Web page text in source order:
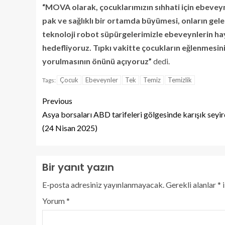
“MOVA olarak, çocuklarımızın sıhhati için
pak ve sağlıklı bir ortamda büyümesi, onların
teknoloji robot süpürgelerimizle ebeveynlerin
hedefliyoruz. Tıpkı vakitte çocukların
yorulmasının önünü açıyoruz” dedi.
Tags: Çocuk Ebeveynler Tek Temiz Temizlik
Previous
Asya borsaları ABD tarifeleri gölgesinde karışık
(24 Nisan 2025)
Bir yanıt yazın
E-posta adresiniz yayınlanmayacak. Gerekli alanlar*
Yorum*